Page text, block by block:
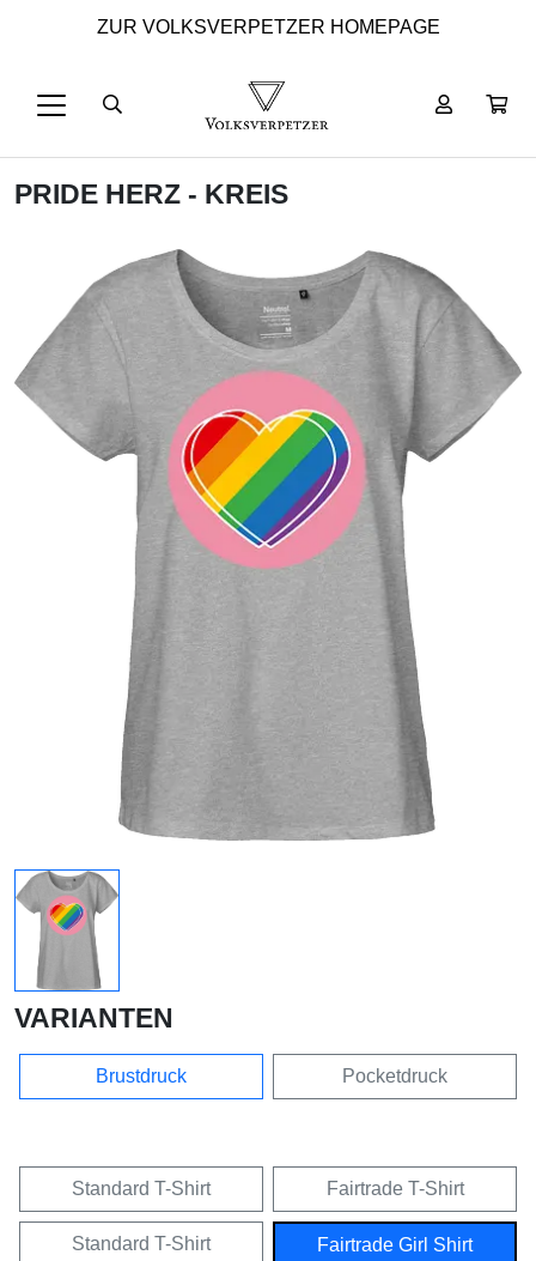
ZUR VOLKSVERPETZER HOMEPAGE
PRIDE HERZ - KREIS
VARIANTEN
Brustdruck Pocketdruck
Standard T-Shirt Fairtrade T-Shirt
Standard T-Shirt
Fairtrade Girl Shirt